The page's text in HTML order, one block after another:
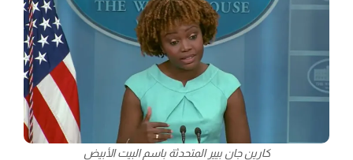
كارين جان بيير المتحدثة باسم البيت الأبيض